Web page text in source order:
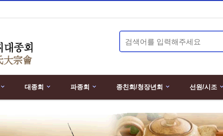
대종회 파종회 종친회/청장년회 선원/시조